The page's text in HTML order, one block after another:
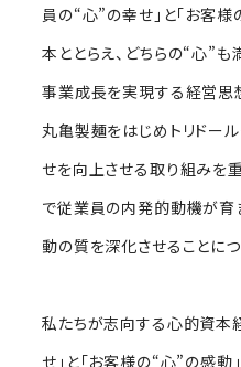
員の“心”の幸せ」と「お客
本ととらえ、どちらの“心”
事業成長を実現する経営思
丸亀製麺をはじめトリドー
せを向上させる取り組みを
で従業員の内発的動機が育
動の質を深化させることに
私たちが志向する心的資本
せ」と「お客様の“心”の感動